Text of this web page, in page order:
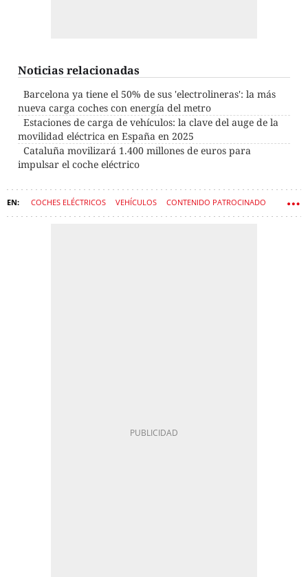
Noticias relacionadas
Barcelona ya tiene el 50% de sus 'electrolineras': la más
nueva carga coches con energía del metro
Estaciones de carga de vehículos: la clave del auge de la
movilidad eléctrica en España en 2025
Cataluña movilizará 1.400 millones de euros para
impulsar el coche eléctrico
COCHES ELÉCTRICOS VEHÍCULOS CONTENIDO PATROCINADO